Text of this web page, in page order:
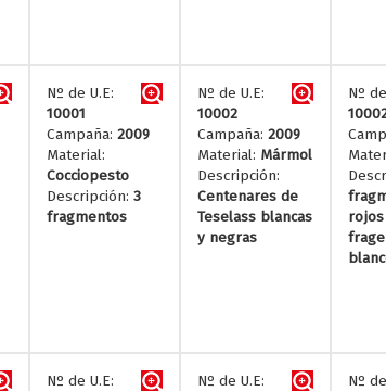
Nº de U.E:
10001
Campaña: 2009
Material:
Cocciopesto
Descripción: 3
fragmentos
Nº de U.E:
10002
Campaña: 2009
Material: Mármol
Descripción:
Centenares de
Teselass blancas
y negras
Nº
rojos
Nº de U.E:
Nº de U.E:
Nº